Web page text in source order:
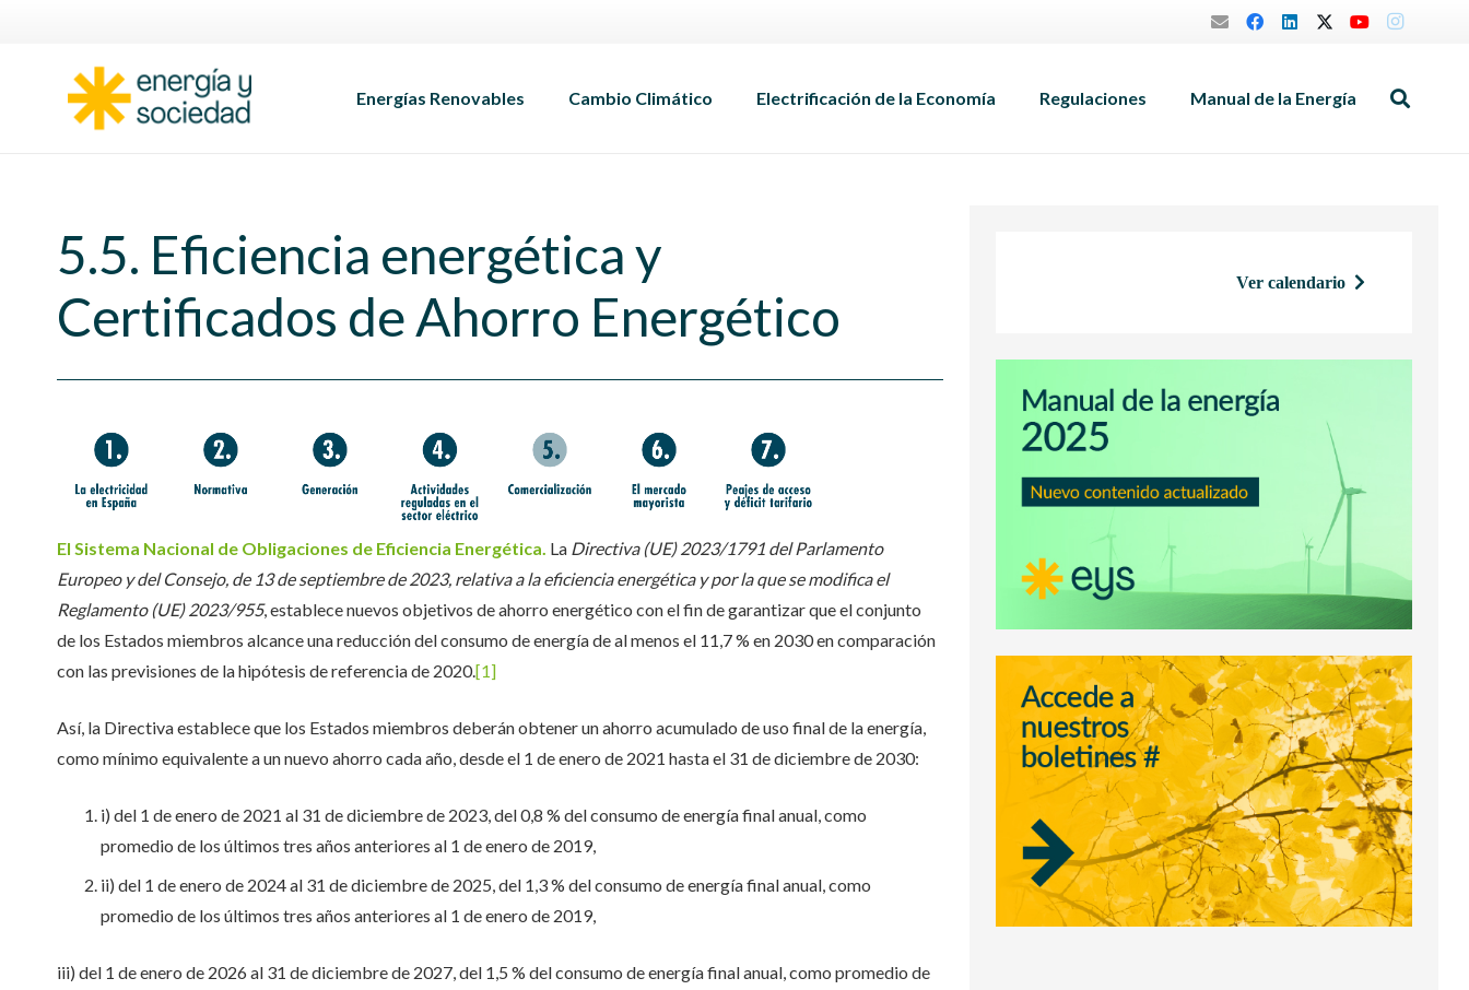
Energías Renovables Cambio Climático Electrificación de la Economía Regulaciones Manual de la Energía
5.5. Eficiencia energética y
Certificados de Ahorro Energético
El Sistema Nacional de Obligaciones de Eficiencia Energética. La Directiva (UE) 2023/1791 del Parlamento
Europeo y del Consejo, de 13 de septiembre de 2023, relativa a la eficiencia energética y por la que se modifica el
Reglamento (UE) 2023/955, establece nuevos objetivos de ahorro energético con el fin de garantizar que el conjunto
de los Estados miembros alcance una reducción del consumo de energía de al menos el 11,7 % en 2030 en comparación
con las previsiones de la hipótesis de referencia de 2020.[1]
Así, la Directiva establece que los Estados miembros deberán obtener un ahorro acumulado de uso final de la energía,
como mínimo equivalente a un nuevo ahorro cada año, desde el 1 de enero de 2021 hasta el 31 de diciembre de 2030:
i) del 1 de enero de 2021 al 31 de diciembre de 2023, del 0,8 % del consumo de energía final anual, como
promedio de los últimos tres años anteriores al 1 de enero de 2019,
ii) del 1 de enero de 2024 al 31 de diciembre de 2025, del 1,3 % del consumo de energía final anual, como
promedio de los últimos tres años anteriores al 1 de enero de 2019,
iii) del 1 de enero de 2026 al 31 de diciembre de 2027, del 1,5 % del consumo de energía final anual, como promedio de
Ver calendario